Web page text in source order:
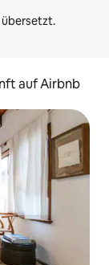
auf Airbnb